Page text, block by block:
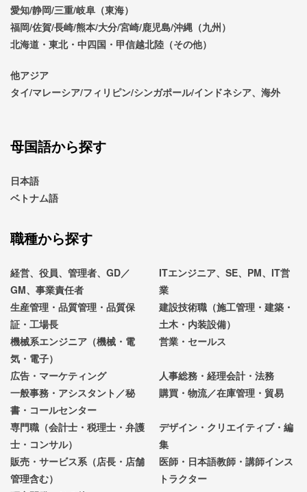
愛知/静岡/三重/岐阜（東海）
福岡/佐賀/長崎/熊本/大分/宮崎/鹿児島/沖縄（九州）
北海道・東北・中四国・甲信越北陸（その他）
他アジア
タイ/マレーシア/フィリピン/シンガポール/インドネシア、海外
母国語から探す
日本語
ベトナム語
職種から探す
経営、役員、管理者、GD／
GM、事業責任者
ITエンジニア、SE、PM、IT営
業
生産管理・品質管理・品質保
証・工場長
建設技術職（施工管理・建築・
土木・内装設備）
機械系エンジニア（機械・電
気・電子）
営業・セールス
広告・マーケティング
人事総務・経理会計・法務
一般事務・アシスタント／秘
書・コールセンター
購買・物流／在庫管理・貿易
専門職（会計士・税理士・弁護
士・コンサル）
デザイン・クリエイティブ・編
集
販売・サービス系（店長・店舗
管理含む）
医師・日本語教師・講師インス
トラクター